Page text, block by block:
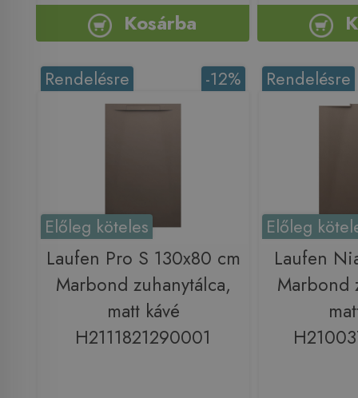
Kosárba
-12%
Rendelésre
Előleg köteles
Laufen Pro S 130x80 cm
Marbond zuhanytálca,
matt kávé
H2111821290001
Rendelésre
Előleg
Laufen
Marbond